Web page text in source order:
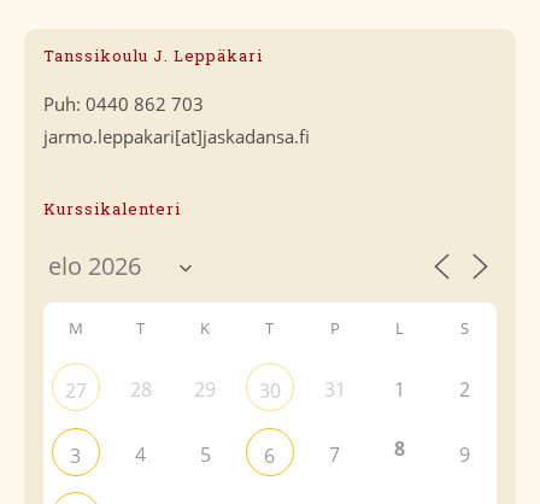
Tanssikoulu J. Leppäkari
Puh: 0440 862 703
jarmo.leppakari[at]jaskadansa.fi
Kurssikalenteri
M T K T P L S
27 28 29 30 31 1 2
3 4 5 6 7 8 9